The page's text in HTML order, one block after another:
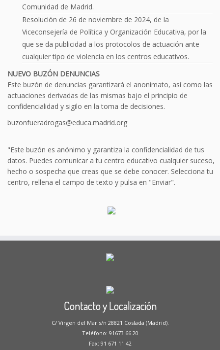
Comunidad de Madrid.
Resolución de 26 de noviembre de 2024, de la
Viceconsejería de Política y Organización Educativa, por la
que se da publicidad a los protocolos de actuación ante
cualquier tipo de violencia en los centros educativos.
NUEVO BUZÓN DENUNCIAS
Este buzón de denuncias garantizará el anonimato, así como las
actuaciones derivadas de las mismas bajo el principio de
confidencialidad y sigilo en la toma de decisiones.
buzonfueradrogas@educa.madrid.org
"Este buzón es anónimo y garantiza la confidencialidad de tus
datos. Puedes comunicar a tu centro educativo cualquier suceso,
hecho o sospecha que creas que se debe conocer. Selecciona tu
centro, rellena el campo de texto y pulsa en "Enviar".
Contacto y Localización
C/ Virgen del Mar s/n 28821 Coslada (Madrid).
Teléfono: 91673 66 20
Fax: 91 671 11 42